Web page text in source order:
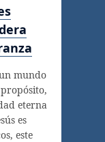
mundo
eterna
es
este